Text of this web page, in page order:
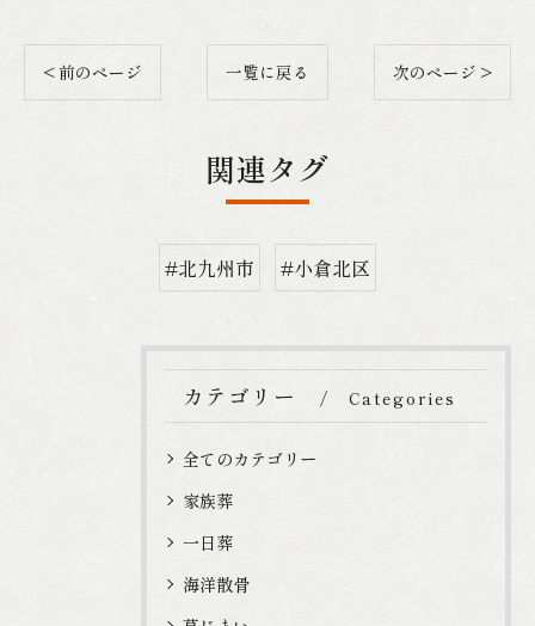
< 前のページ 一覧に戻る 次のページ >
関連タグ
#北九州市 #小倉北区
カテゴリー Categories
全てのカテゴリー
家族葬
一日葬
海洋散骨